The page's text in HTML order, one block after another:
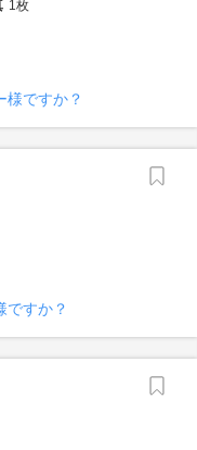
1枚
様ですか？
ですか？